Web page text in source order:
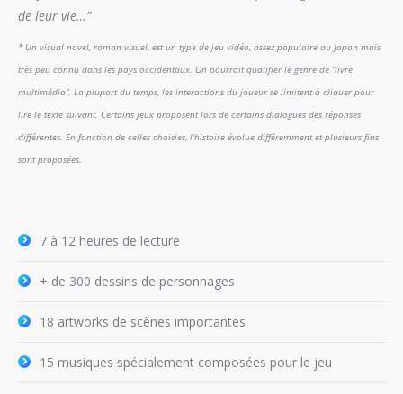
de leur vie…”
* Un visual novel, roman visuel, est un type de jeu vidéo, assez populaire au Japon mais
très peu connu dans les pays occidentaux. On pourrait qualifier le genre de “livre
multimédia”. La plupart du temps, les interactions du joueur se limitent à cliquer pour
lire le texte suivant. Certains jeux proposent lors de certains dialogues des réponses
différentes. En fonction de celles choisies, l’histoire évolue différemment et plusieurs fins
sont proposées.
7 à 12 heures de lecture
+ de 300 dessins de personnages
18 artworks de scènes importantes
15 musiques spécialement composées pour le jeu